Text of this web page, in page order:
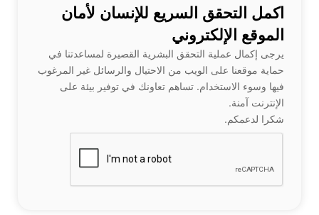
اكمل التحقق السريع للإنسان لأمان
الموقع الإلكتروني
يرجى إكمال عملية التحقق البشرية القصيرة لمساعدتنا في
حماية موقعنا على الويب من الاحتيال والرسائل غير المرغوب
فيها وسوء الاستخدام. تساهم تعاونك في توفير بيئة على
الإنترنت آمنة.
شكرا لدعمكم.